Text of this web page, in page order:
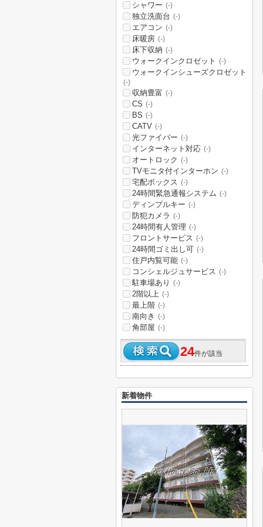
シャワー (-)
独立洗面台 (-)
エアコン (-)
床暖房 (-)
床下収納 (-)
ウォークインクロゼット (-)
ウォークインシューズクロゼット
(-)
収納豊富 (-)
CS (-)
BS (-)
CATV (-)
光ファイバー (-)
インターネット対応 (-)
オートロック (-)
TVモニタ付インターホン (-)
宅配ボックス (-)
24時間緊急通報システム (-)
ディンプルキー (-)
防犯カメラ (-)
24時間有人管理 (-)
フロントサービス (-)
24時間ゴミ出し可 (-)
住戸内覧可能 (-)
コンシェルジュサービス (-)
駐車場あり (-)
2階以上 (-)
最上階 (-)
南向き (-)
角部屋 (-)
24件が該当
新着物件